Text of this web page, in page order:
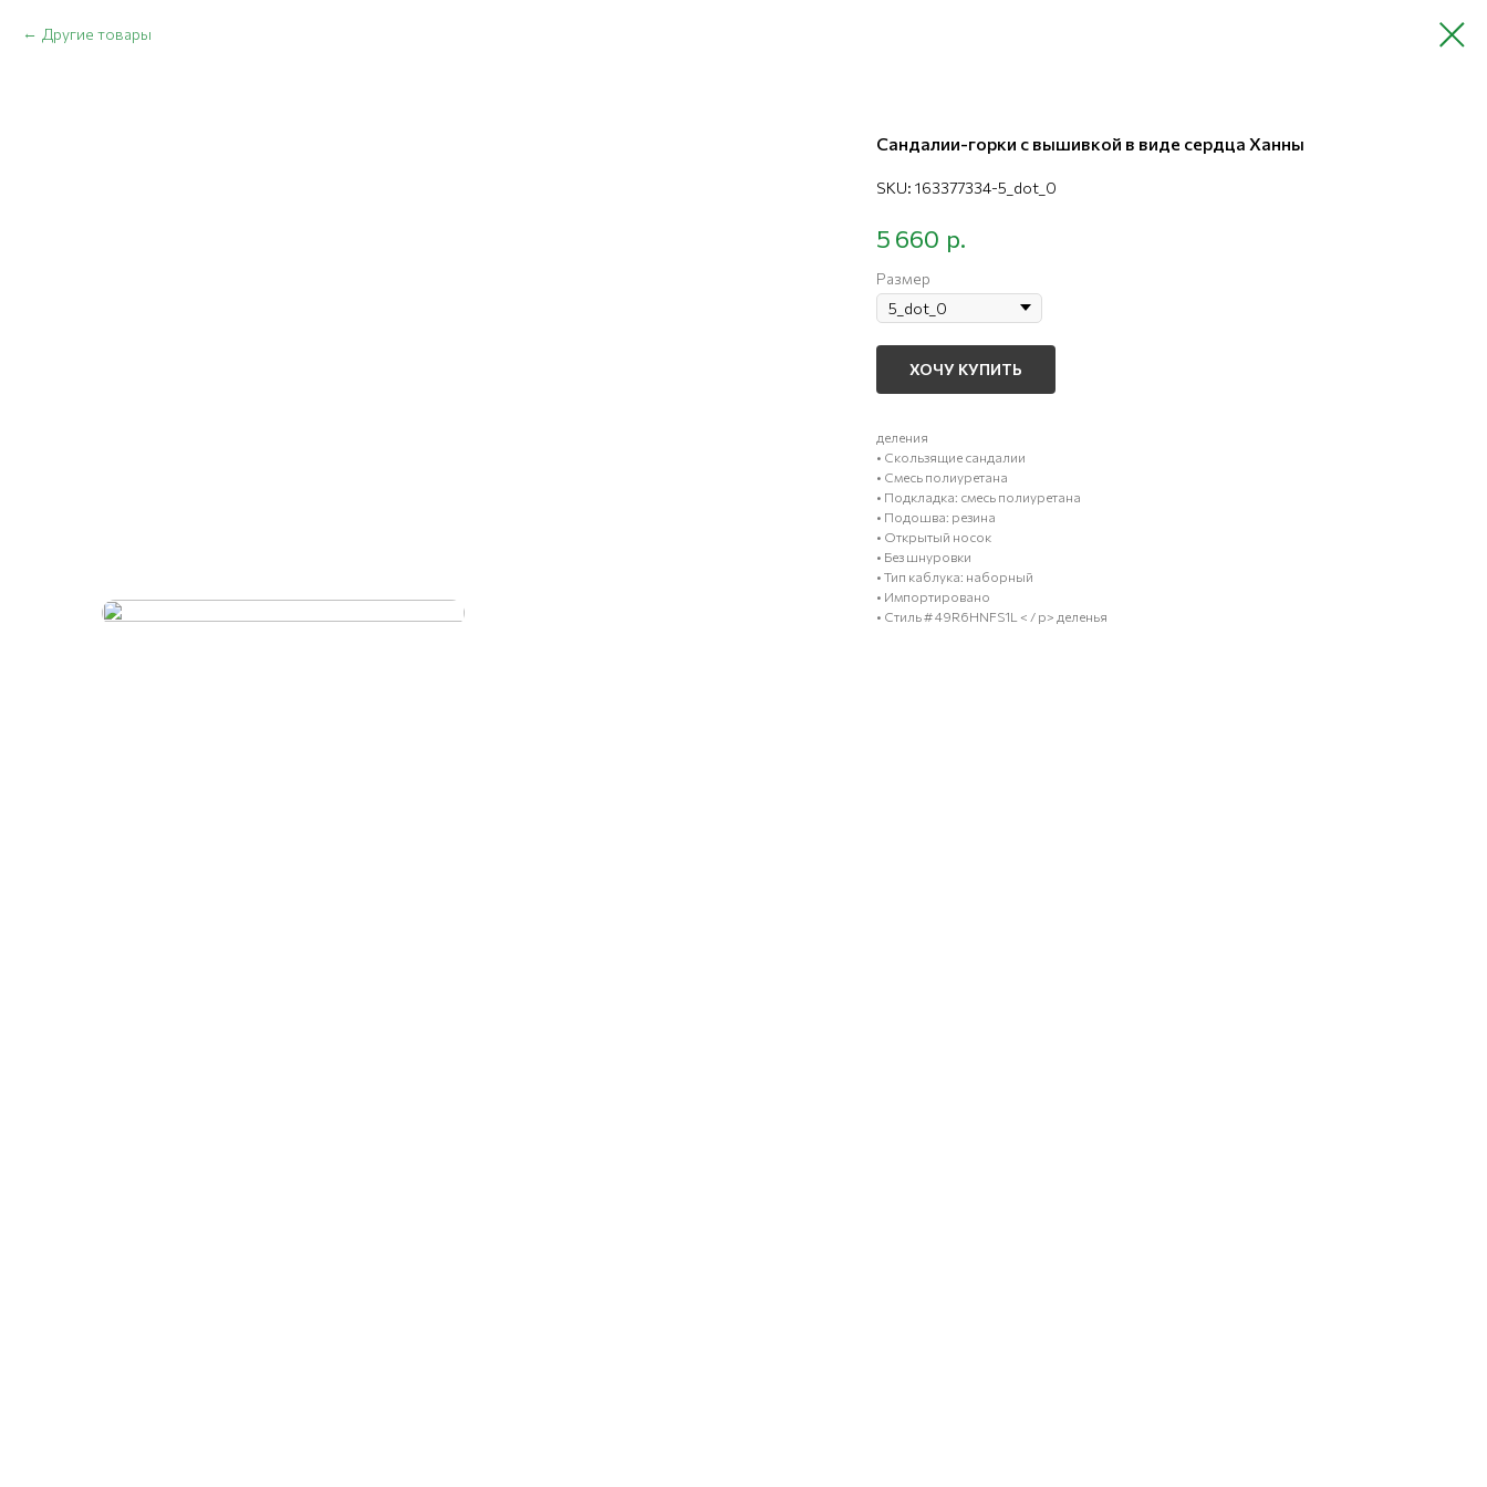
Другие товары
Сандалии-горки с вышивкой в виде сердца Ханны
SKU: 163377334-5_dot_0
5 660 р.
Размер
ХОЧУ КУПИТЬ
деления
• Скользящие сандалии
• Смесь полиуретана
• Подкладка: смесь полиуретана
• Подошва: резина
• Открытый носок
• Без шнуровки
• Тип каблука: наборный
• Импортировано
• Стиль # 49R6HNFS1L < / p> деленья